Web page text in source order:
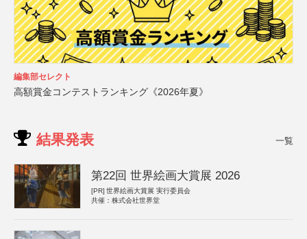
編集部セレクト
高額賞金コンテストランキング《2026年夏》
結果発表 一覧
第22回 世界絵画大賞展 2026
[PR] 世界絵画大賞展 実行委員会
共催：株式会社世界堂